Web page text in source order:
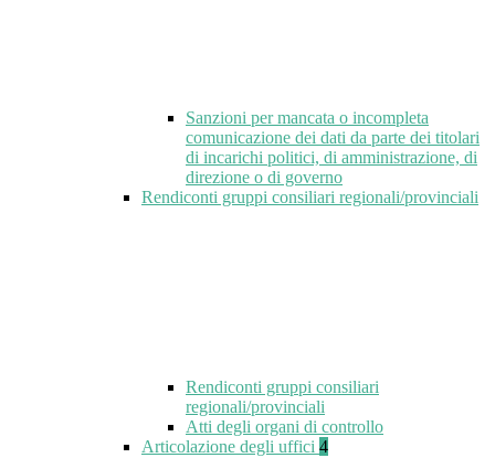
Sanzioni per mancata o incompleta
comunicazione dei dati da parte dei titolari
di incarichi politici, di amministrazione, di
direzione o di governo
Rendiconti gruppi consiliari regionali/provinciali
Rendiconti gruppi consiliari
regionali/provinciali
Atti degli organi di controllo
Articolazione degli uffici 4